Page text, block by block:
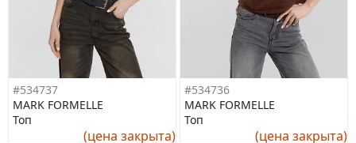
#534737
MARK FORMELLE
Топ
(цена закрыта)
#534736
MARK FORMELLE
Топ
(цена закрыта)